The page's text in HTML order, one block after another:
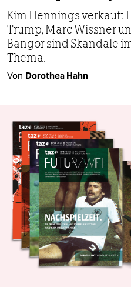
Kim Hennings verkauft
Trump, Marc Wissner
Bangor sind Skandale
Thema.
Von Dorothea Hahn